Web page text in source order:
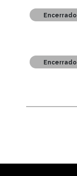
Encerrado
Encerrado